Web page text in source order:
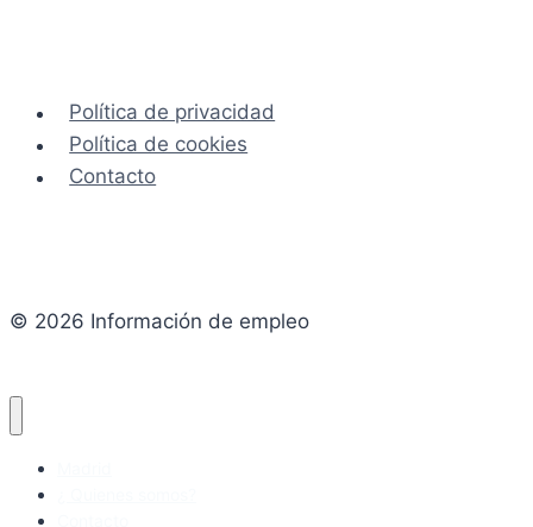
Política de privacidad
Política de cookies
Contacto
© 2026 Información de empleo